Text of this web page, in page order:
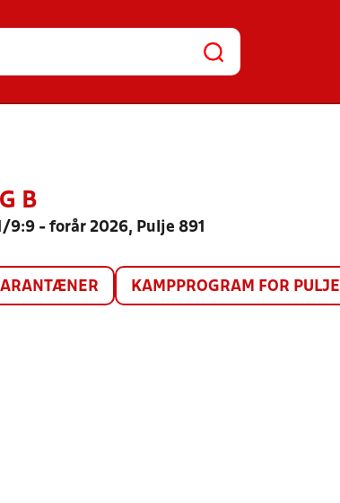
B
9:9 - forår 2026, Pulje 891
KAMPPROGRAM FOR PULJE